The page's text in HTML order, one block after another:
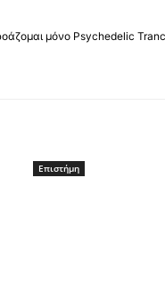
μόνο Psychedelic
Επιστήμη